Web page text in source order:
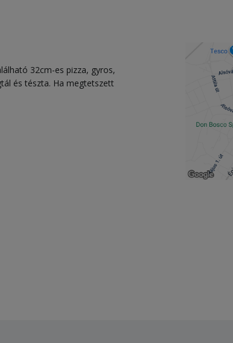
32cm-es pizza, gyros,
és tészta. Ha megtetszett